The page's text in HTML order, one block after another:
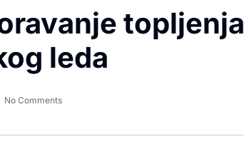
topljenja
leda
No Comments